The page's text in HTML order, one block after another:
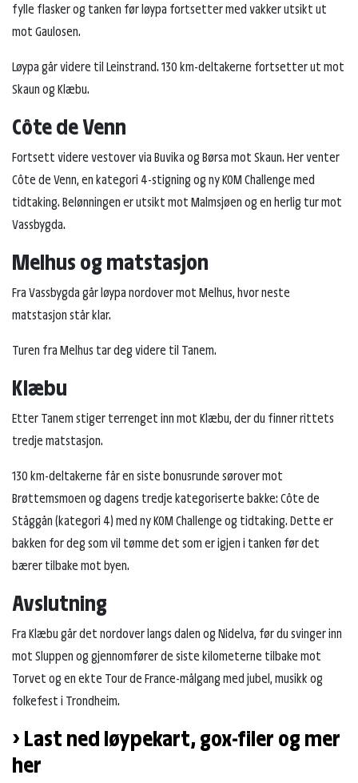
fylle flasker og tanken før løypa fortsetter med vakker utsikt ut
mot Gaulosen.
Løypa går videre til Leinstrand. 130 km-deltakerne fortsetter ut mot
Skaun og Klæbu.
Côte de Venn
Fortsett videre vestover via Buvika og Børsa mot Skaun. Her venter
Côte de Venn, en kategori 4-stigning og ny KOM Challenge med
tidtaking. Belønningen er utsikt mot Malmsjøen og en herlig tur mot
Vassbygda.
Melhus og matstasjon
Fra Vassbygda går løypa nordover mot Melhus, hvor neste
matstasjon står klar.
Turen fra Melhus tar deg videre til Tanem.
Klæbu
Etter Tanem stiger terrenget inn mot Klæbu, der du finner rittets
tredje matstasjon.
130 km-deltakerne får en siste bonusrunde sørover mot
Brøttemsmoen og dagens tredje kategoriserte bakke: Côte de
Ståggån (kategori 4) med ny KOM Challenge og tidtaking. Dette er
bakken for deg som vil tømme det som er igjen i tanken før det
bærer tilbake mot byen.
Avslutning
Fra Klæbu går det nordover langs dalen og Nidelva, før du svinger inn
mot Sluppen og gjennomfører de siste kilometerne tilbake mot
Torvet og en ekte Tour de France-målgang med jubel, musikk og
folkefest i Trondheim.
> Last ned løypekart, gox-filer og mer
her